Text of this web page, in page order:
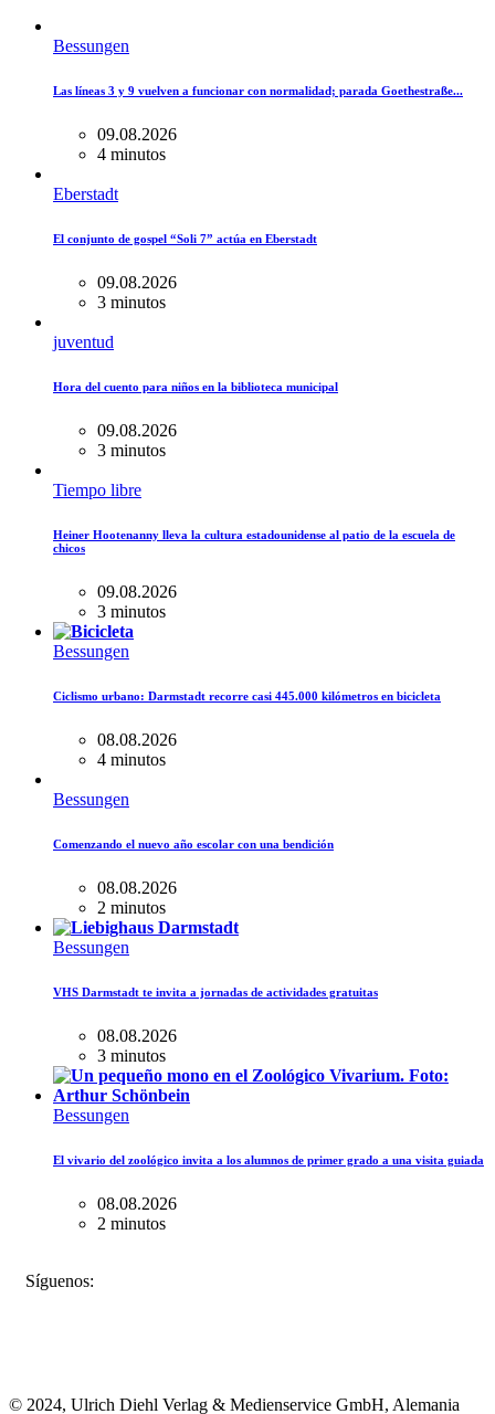
Bessungen
Las líneas 3 y 9 vuelven a funcionar con normalidad; parada Goethestraße...
09.08.2026
4 minutos
Eberstadt
El conjunto de gospel “Soli 7” actúa en Eberstadt
09.08.2026
3 minutos
juventud
Hora del cuento para niños en la biblioteca municipal
09.08.2026
3 minutos
Tiempo libre
Heiner Hootenanny lleva la cultura estadounidense al patio de la escuela de
chicos
09.08.2026
3 minutos
Bessungen
Ciclismo urbano: Darmstadt recorre casi 445.000 kilómetros en bicicleta
08.08.2026
4 minutos
Bessungen
Comenzando el nuevo año escolar con una bendición
08.08.2026
2 minutos
Bessungen
VHS Darmstadt te invita a jornadas de actividades gratuitas
08.08.2026
3 minutos
Bessungen
El vivario del zoológico invita a los alumnos de primer grado a una visita guiada
08.08.2026
2 minutos
Síguenos:
© 2024, Ulrich Diehl Verlag & Medienservice GmbH, Alemania